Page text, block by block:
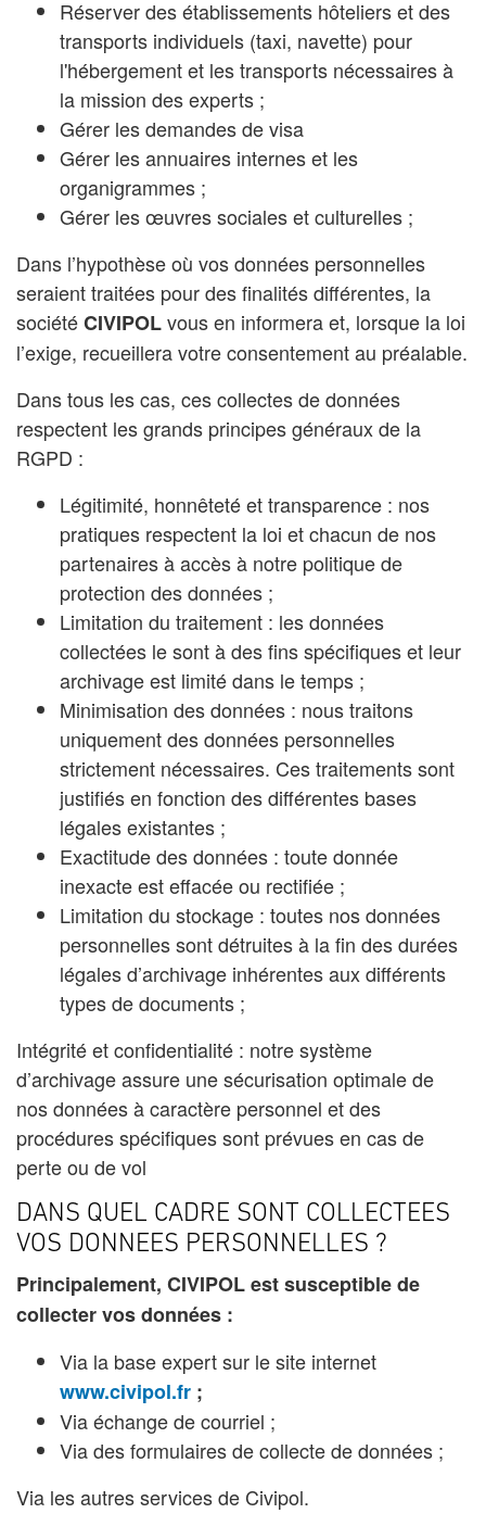
Réserver des établissements hôteliers et des
transports individuels (taxi, navette) pour
l'hébergement et les transports nécessaires à
la mission des experts ;
Gérer les demandes de visa
Gérer les annuaires internes et les
organigrammes ;
Gérer les œuvres sociales et culturelles ;
Dans l’hypothèse où vos données personnelles
seraient traitées pour des finalités différentes, la
sociétéCIVIPOLvous en informera et, lorsque la loi
l’exige, recueillera votre consentement au préalable.
Dans tous les cas, ces collectes de données
respectent les grands principes généraux de la
RGPD :
Légitimité, honnêteté et transparence : nos
pratiques respectent la loi et chacun de nos
partenaires à accès à notre politique de
protection des données ;
Limitation du traitement : les données
collectées le sont à des fins spécifiques et leur
archivage est limité dans le temps ;
Minimisation des données : nous traitons
uniquement des données personnelles
strictement nécessaires. Ces traitements sont
justifiés en fonction des différentes bases
légales existantes ;
Exactitude des données : toute donnée
inexacte est effacée ou rectifiée ;
Limitation du stockage : toutes nos données
personnelles sont détruites à la fin des durées
légales d’archivage inhérentes aux différents
types de documents ;
Intégrité et confidentialité : notre système
d’archivage assure une sécurisation optimale de
nos données à caractère personnel et des
procédures spécifiques sont prévues en cas de
perte ou de vol
DANS QUEL CADRE SONT COLLECTEES
VOS DONNEES PERSONNELLES ?
Principalement, CIVIPOLest susceptible de
collecter vos données :
Via la base expert sur le site internet
www.civipol.fr ;
Via échange de courriel ;
Via des formulaires de collecte de données ;
Via les autres services de Civipol.